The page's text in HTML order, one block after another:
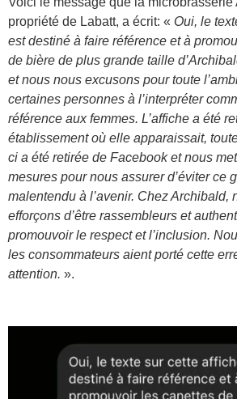
propriété de Labatt, a écrit: « Oui, le
est destiné à faire référence et à
de bière de plus grande taille
et nous nous excusons pour toute
certaines personnes à l’interpréter
référence aux femmes. L’affiche a été
établissement où elle apparaissait,
ci a été retirée de Facebook et nous
mesures pour nous assurer d’éviter ce
malentendu à l’avenir. Chez Archibald,
efforçons d’être rassembleurs et
promouvoir le respect et l’inclusion.
les consommateurs aient porté cette
attention. ».